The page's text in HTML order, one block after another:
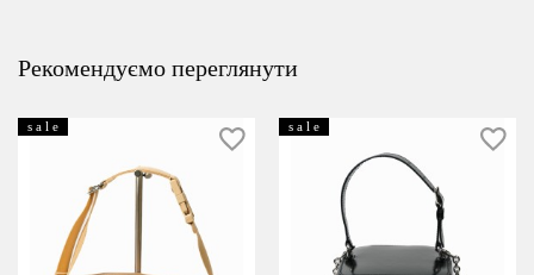
Рекомендуємо переглянути
s a l e s a l e